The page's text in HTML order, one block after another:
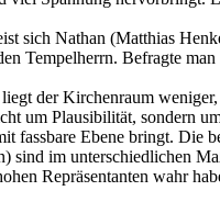
sich Nathan (Matthias
Tempelherrn. Befragte
der Kirchenraum
um Plausibilität, sondern
fassbare Ebene bringt. Die
im unterschiedlichen
Repräsentanten wahr